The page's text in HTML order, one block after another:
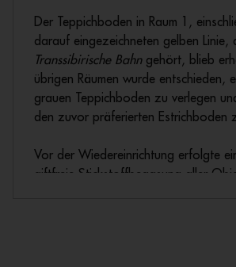
Der Teppichboden in Raum 1,
darauf eingezeichneten gelben Linie,
Transsibirische Bahngehört, blieb
übrigen Räumen wurde entschieden,
grauen Teppichboden zu verlegen
den zuvor präferierten Estrichboden
Vor der Wiedereinrichtung erfolgte
giftfreie Stickstoffbegasung aller